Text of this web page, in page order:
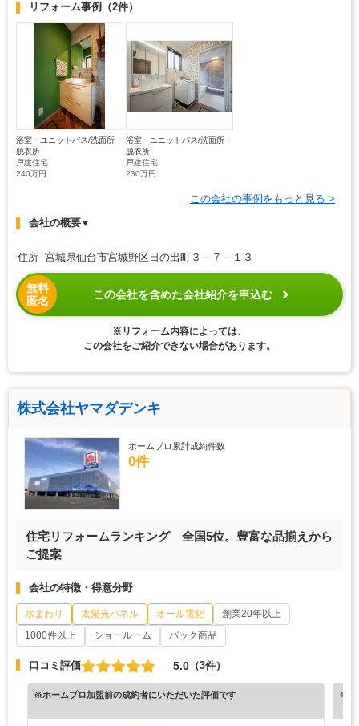
リフォーム事例 （2件）
浴室・ユニットバス/洗面所・
脱衣所
戸建住宅
240万円
浴室・ユニットバス/洗面所・
脱衣所
戸建住宅
230万円
この会社の事例をもっと見る >
会社の概要▼
住所 宮城県仙台市宮城野区日の出町３－７－１３
無料
匿名
この会社を含めた会社紹介を申込む
※リフォーム内容によっては、
この会社をご紹介できない場合があります。
株式会社ヤマダデンキ
ホームプロ累計成約件数
0件
住宅リフォームランキング 全国5位。豊富な品揃えから
ご提案
会社の特徴・得意分野
水まわり 太陽光パネル オール電化
創業20年以上
1000件以上
ショールーム パック商品
口コミ評価 5.0 （3件）
※ホームプロ加盟前の成約者にいただいた評価です ※ホ